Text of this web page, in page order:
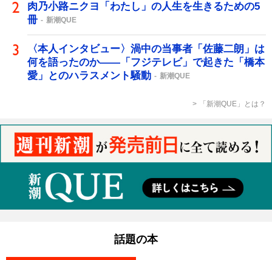
肉乃小路ニクヨ「わたし」の人生を生きるための5
冊
新潮QUE
〈本人インタビュー〉渦中の当事者「佐藤二朗」は
何を語ったのか――「フジテレビ」で起きた「橋本
愛」とのハラスメント騒動
新潮QUE
「新潮QUE」とは？
話題の本